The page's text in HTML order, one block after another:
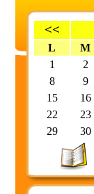
<<
L M
1
2
8
9
15
16
22
23
29
30